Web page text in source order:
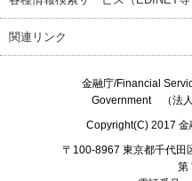
関連リンク
金融庁/Financial
Government（法人
Copyright(C) 2017 金
〒100-8967 東京都千代田
第